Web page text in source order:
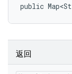
public
返回